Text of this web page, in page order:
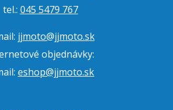
tel.: 045 5479 767
jjmoto@jjmoto.sk
objednávky:
eshop@jjmoto.sk